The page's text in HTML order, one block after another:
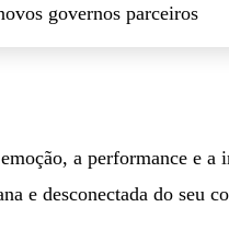
governos parceiros
a performance e a
e desconectada do seu